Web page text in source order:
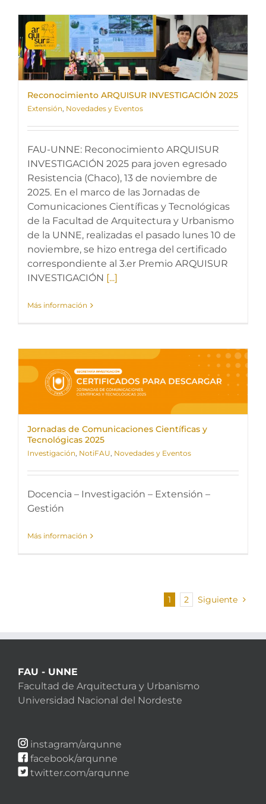
Reconocimiento ARQUISUR INVESTIGACIÓN 2025
Extensión, Novedades y Eventos
FAU-UNNE: Reconocimiento ARQUISUR
INVESTIGACIÓN 2025 para joven egresado
Resistencia (Chaco), 13 de noviembre de
2025. En el marco de las Jornadas de
Comunicaciones Científicas y Tecnológicas
de la Facultad de Arquitectura y Urbanismo
de la UNNE, realizadas el pasado lunes 10 de
noviembre, se hizo entrega del certificado
correspondiente al 3.er Premio ARQUISUR
INVESTIGACIÓN [...]
Más información
Jornadas de Comunicaciones Científicas y
Tecnológicas 2025
Investigación, NotiFAU, Novedades y Eventos
Docencia – Investigación – Extensión –
Gestión
Más información
1 2 Siguiente
FAU - UNNE
Facultad de Arquitectura y Urbanismo
Universidad Nacional del Nordeste
instagram/arqunne
facebook/arqunne
twitter.com/arqunne